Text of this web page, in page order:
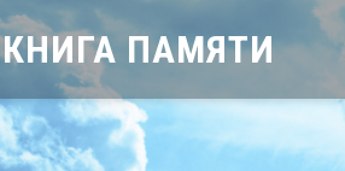
КНИГА ПАМЯТИ